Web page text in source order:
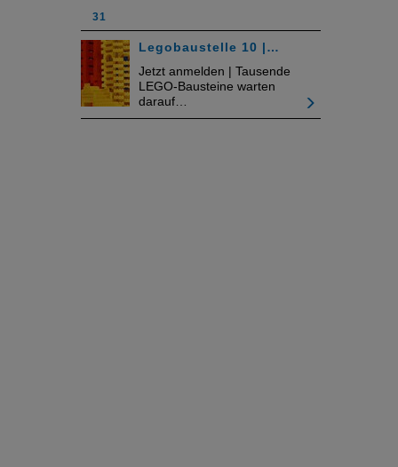
31
Legobaustelle 10 |…
Jetzt anmelden | Tausende
LEGO-Bausteine warten
darauf…